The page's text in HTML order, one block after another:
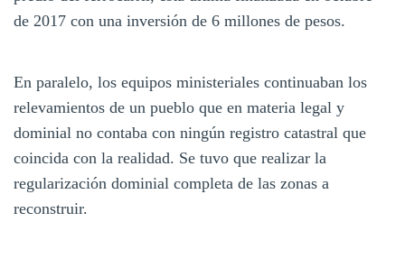
de 2017 con una inversión de 6 millones de pesos.
En paralelo, los equipos ministeriales continuaban los
relevamientos de un pueblo que en materia legal y
dominial no contaba con ningún registro catastral que
coincida con la realidad. Se tuvo que realizar la
regularización dominial completa de las zonas a
reconstruir.